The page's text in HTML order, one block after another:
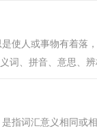
是使人或事物有着
词、拼音、意思、
指词汇意义相同或